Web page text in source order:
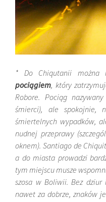
* Do Chiqutanii można
pociągiem, który
Robore. Pociąg
śmierci), ale
śmiertelnych wypadków,
nudnej przeprawy
oknem). Santiago de
a do miasta prowadzi
tym miejscu musze
szosa w Boliwii. Bez dziur
nawet za dobrze, znaków